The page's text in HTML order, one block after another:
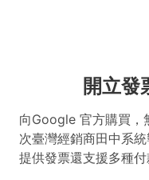
開立發
向Google 官方購買，
次臺灣經銷商田中系
提供發票還支援多種付